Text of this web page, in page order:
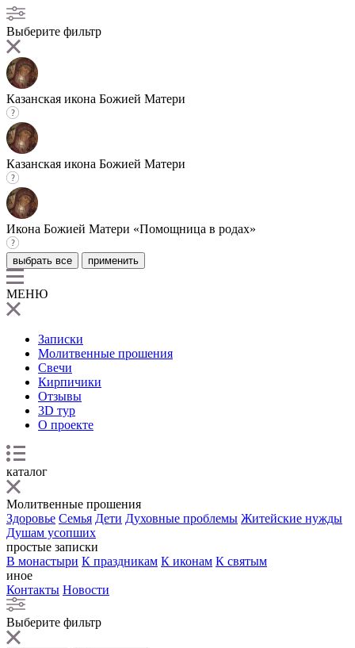
Выберите фильтр
Казанская икона Божией Матери
Казанская икона Божией Матери
Икона Божией Матери «Помощница в родах»
выбрать все применить
МЕНЮ
Записки
Молитвенные прошения
Свечи
Кирпичики
Отзывы
3D тур
О проекте
каталог
Молитвенные прошения
Здоровье Семья Дети Духовные проблемы Житейские нужды
Душам усопших
простые записки
В монастыри К праздникам К иконам К святым
иное
Контакты Новости
Выберите фильтр